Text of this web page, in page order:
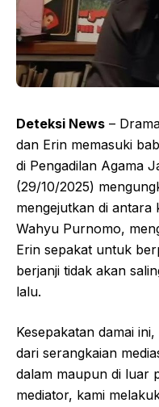
Deteksi News –
dan Erin memasuki
di Pengadilan Agama
(29/10/2025)
mengejutkan di antara
Wahyu Purnomo,
Erin sepakat untuk
berjanji tidak akan
lalu.
Kesepakatan damai
dari serangkaian
dalam maupun di luar
mediator, kami